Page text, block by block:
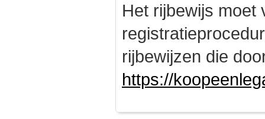
Het rijbewijs moet
rijbewijzen die
https://